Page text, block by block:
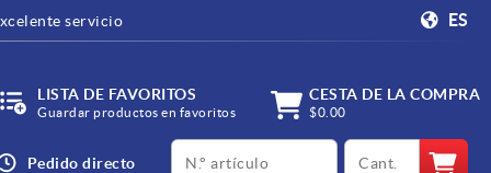
servicio ES
LISTA DE FAVORITOS
Guardar productos en favoritos
CESTA DE LA COMPRA
$0.00
Pedido directo
productCode qty